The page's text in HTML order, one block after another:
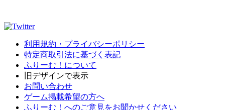
利用規約・プライバシーポリシー
特定商取引法に基づく表記
ふりーむ！について
旧デザインで表示
お問い合わせ
ゲーム掲載希望の方へ
ふりーむ！へのご意見をお聞かせください